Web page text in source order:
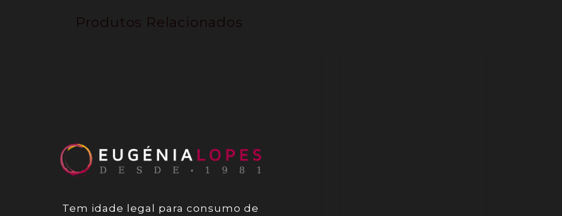
Produtos Relacionados
Tem idade legal para consumo de